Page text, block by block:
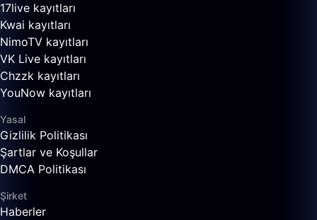
17live kayıtları
Kwai kayıtları
NimoTV kayıtları
VK Live kayıtları
Chzzk kayıtları
YouNow kayıtları
Yasal
Gizlilik Politikası
Şartlar ve Koşullar
DMCA Politikası
Şirket
Haberler